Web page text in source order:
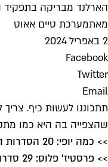
הארלנד מבריקה בתפקיד
מאתמערכת טיים אאוט
2 באפריל 2024
Facebook
Twitter
Email
תתכוננו לעשות כיף.
שהצפייה בה היא כמו
>> כמה יופי: 20 הסדרות הכי טובות בטלוויזיה כרגע
>> פרסטיז' פלוס: 29 סדרות ששוות בדיקה באפריל